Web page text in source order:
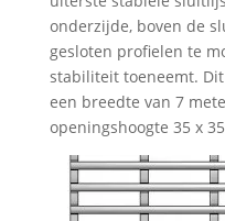
onderzijde, boven de
gesloten profielen te
stabiliteit toeneemt.
een breedte van 7
openingshoogte 35 x